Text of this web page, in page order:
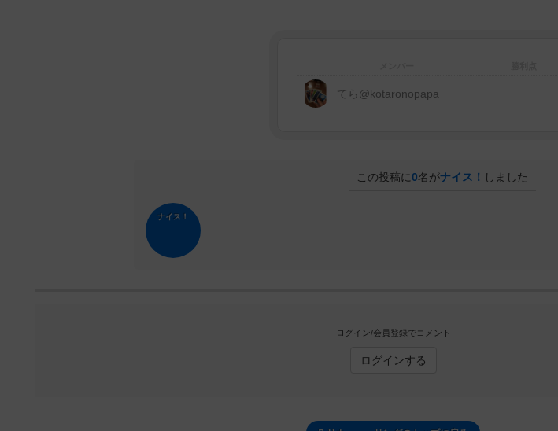
てら@kotaronopapa
この投稿に0名がナイス！ しました
ナイス！
ログイン/会員登録でコメント
ログインする